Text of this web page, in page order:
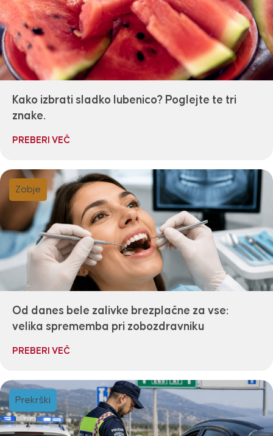
Kako izbrati sladko lubenico? Poglejte te tri
znake.
PREBERI VEČ
Zobje
Od danes bele zalivke brezplačne za vse:
velika sprememba pri zobozdravniku
PREBERI VEČ
Prekrški